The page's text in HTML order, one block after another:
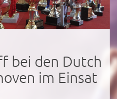
bei den Dutch
im Einsat